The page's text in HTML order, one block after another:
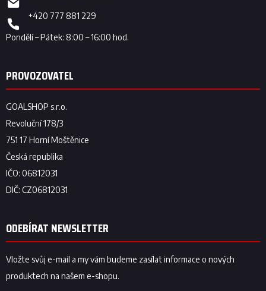
+420 777 881 229
ODEBÍRAT NEWSLETTER
Vložte svůj e-mail a my vám budeme zasílat informace o nových
produktech na našem e-shopu.